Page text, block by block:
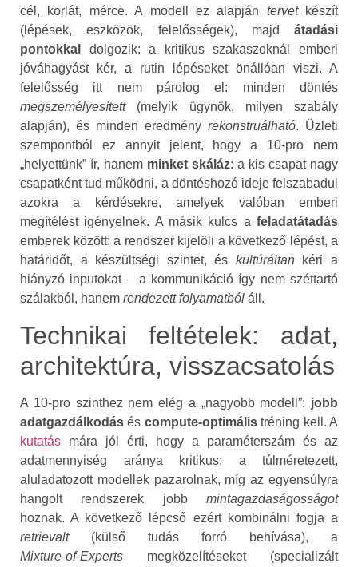
cél, korlát, mérce. A modell ez alapján tervetkészít
(lépések, eszközök, felelősségek), majd átadási
pontokkal
dolgozik: a kritikus szakaszoknál emberi
jóváhagyást kér, a rutin lépéseket önállóan viszi. A
felelősség itt nem párolog el: minden döntés
megszemélyesített(melyik ügynök, milyen szabály
alapján), és minden eredmény rekonstruálható. Üzleti
szempontból ez annyit jelent, hogy a 10‑pro nem
„helyettünk” ír, hanem minket skáláz: a kis csapat nagy
csapatként tud működni, a döntéshozó ideje felszabadul
azokra a kérdésekre, amelyek valóban emberi
megítélést igényelnek. A másik kulcs a feladatátadás
emberek között: a rendszer kijelöli a következő lépést, a
határidőt, a készültségi szintet, és kultúráltankéri a
hiányzó inputokat – a kommunikáció így nem széttartó
szálakból, hanem rendezett folyamatból áll.
Technikai feltételek: adat,
architektúra, visszacsatolás
A 10‑pro szinthez nem elég a „nagyobb modell”: jobb
adatgazdálkodás és compute‑optimálistréning kell. A
kutatás mára jól érti, hogy a paraméterszám és az
adatmennyiség aránya kritikus; a túlméretezett,
aluladatozott modellek pazarolnak, míg az egyensúlyra
hangolt rendszerek jobb mintagazdaságosságot
hoznak. A következő lépcső ezért kombinálni fogja a
retrievalt(külső tudás forró behívása), a
Mixture‑of‑Experts megközelítéseket (specializált